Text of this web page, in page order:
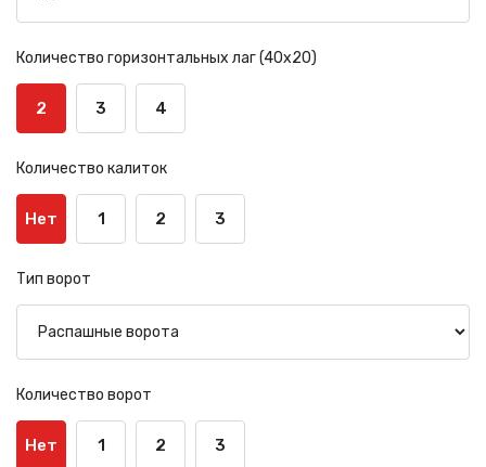
Количество горизонтальных лаг (40х20)
2 3 4
Количество калиток
Нет 1 2 3
Тип ворот
Количество ворот
Нет 1 2 3